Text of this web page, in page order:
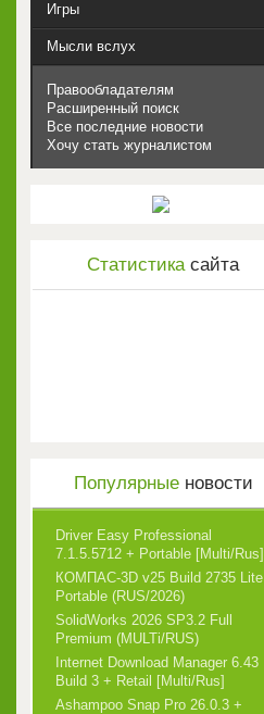
Игры
Мысли вслух
Правообладателям
Расширенный поиск
Все последние новости
Хочу стать журналистом
Статистикасайта
Популярныеновости
Driver Easy Professional
7.1.5.5712 + Portable [Multi/Rus]
КОМПАС-3D v25 Build 2735 Lite
Portable (RUS/2026)
SolidWorks 2026 SP3.2 Full
Premium (MULTi/RUS)
Internet Download Manager 6.43
Build 3 + Retail [Multi/Rus]
Ashampoo Snap Pro 26.0.3 +